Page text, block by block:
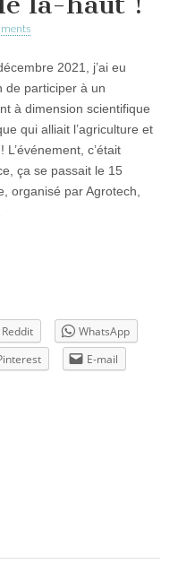
2021, j’ai eu
de participer à un
à dimension scientifique
qui alliait l’agriculture et
L’événement, c’était
ça se passait le 15
organisé par Agrotech,
Reddit
WhatsApp
E-mail